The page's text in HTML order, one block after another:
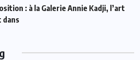
: à la Galerie Annie Kadji, l’art
dans